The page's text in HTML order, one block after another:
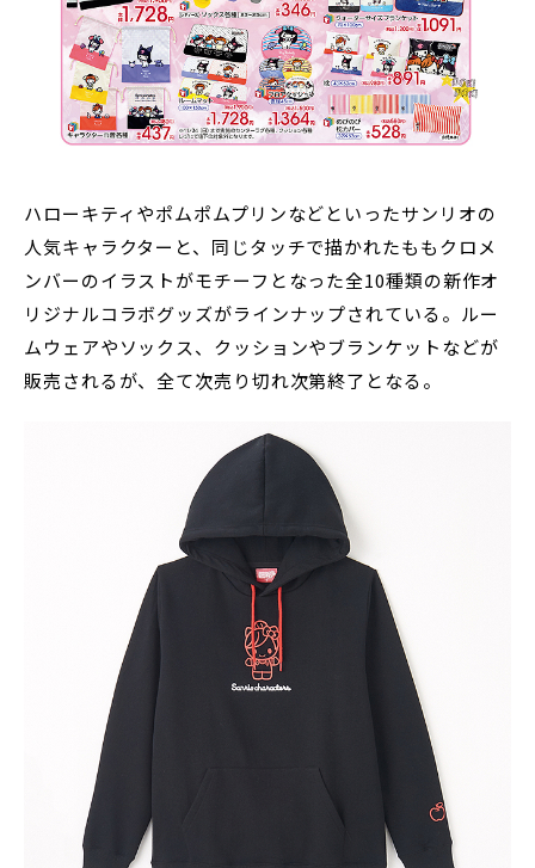
ハローキティやポムポムプリンなどといったサンリオの
人気キャラクターと、同じタッチで描かれたももクロメ
ンバーのイラストがモチーフとなった全10種類の新作オ
リジナルコラボグッズがラインナップされている。ルー
ムウェアやソックス、クッションやブランケットなどが
販売されるが、全て次売り切れ次第終了となる。